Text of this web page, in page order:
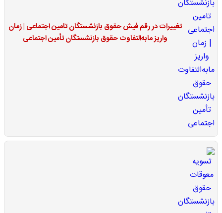
تغییرات در رقم فیش حقوق بازنشستگان تامین اجتماعی | زمان
واریز مابه‌التفاوت حقوق بازنشستگان تأمین اجتماعی